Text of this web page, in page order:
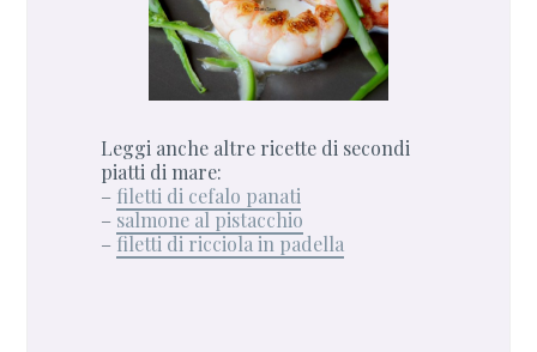
Leggi anche altre ricette di secondi
piatti di mare:
– filetti di cefalo panati
– salmone al pistacchio
– filetti di ricciola in padella